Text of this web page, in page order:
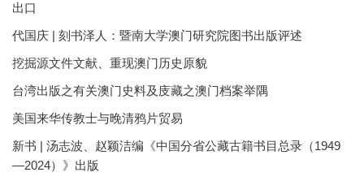
出口
代国庆 | 刻书泽人：暨南大学澳门研究院图书出版评述
挖掘源文件文献、重现澳门历史原貌
台湾出版之有关澳门史料及庋藏之澳门档案举隅
美国来华传教士与晚清鸦片贸易
新书 | 汤志波、赵颖洁编《中国分省公藏古籍书目总录（1949
—2024）》出版